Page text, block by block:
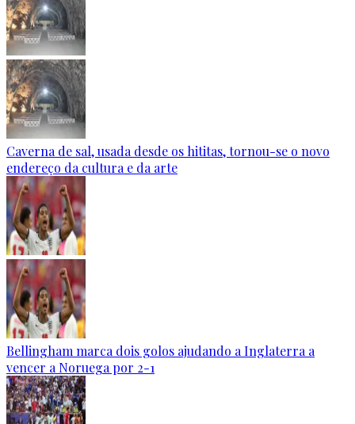
Caverna de sal, usada desde os hititas, tornou-se o novo
endereço da cultura e da arte
Bellingham marca dois golos ajudando a Inglaterra a
vencer a Noruega por 2-1